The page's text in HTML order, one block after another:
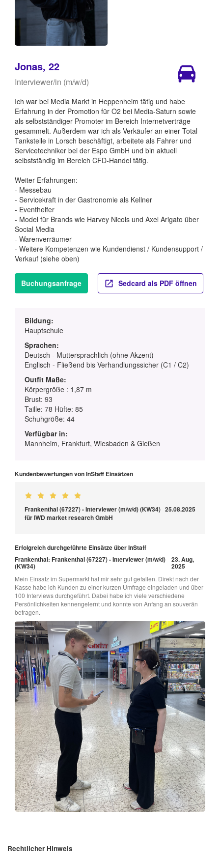
Jonas, 22
Interviewer/in (m/w/d)
Ich war bei Media Markt in Heppenheim tätig und habe
Erfahrung in der Promotion für O2 bei Media-Saturn sowie
als selbstständiger Promoter im Bereich Internetverträge
gesammelt. Außerdem war ich als Verkäufer an einer Total
Tankstelle in Lorsch beschäftigt, arbeitete als Fahrer und
Servicetechniker bei der Espo GmbH und bin aktuell
selbstständig im Bereich CFD-Handel tätig.
Weiter Erfahrungen:
- Messebau
- Servicekraft in der Gastronomie als Kellner
- Eventhelfer
- Model für Brands wie Harvey Nicols und Axel Arigato über
Social Media
- Warenverräumer
- Weitere Kompetenzen wie Kundendienst / Kundensupport /
Verkauf (siehe oben)
Buchungsanfrage Sedcard als PDF öffnen
Bildung:
Hauptschule
Sprachen:
Deutsch - Muttersprachlich (ohne Akzent)
Englisch - Fließend bis Verhandlungssicher (C1 / C2)
Outfit Maße:
Körpergröße : 1,87 m
Brust: 93
Taille: 78 Hüfte: 85
Schuhgröße: 44
Verfügbar in:
Mannheim, Frankfurt, Wiesbaden & Gießen
Kundenbewertungen von InStaff Einsätzen
Frankenthal (67227) - Interviewer (m/w/d) (KW34)
für IWD market research GmbH
25.08.2025
Erfolgreich durchgeführte Einsätze über InStaff
Frankenthal: Frankenthal (67227) - Interviewer (m/w/d)
(KW34)
23. Aug,
2025
Mein Einsatz im Supermarkt hat mir sehr gut gefallen. Direkt nach der
Kasse habe ich Kunden zu einer kurzen Umfrage eingeladen und über
100 Interviews durchgeführt. Dabei habe ich viele verschiedene
Persönlichkeiten kennengelernt und konnte von Anfang an souverän
befragen.
Rechtlicher Hinweis